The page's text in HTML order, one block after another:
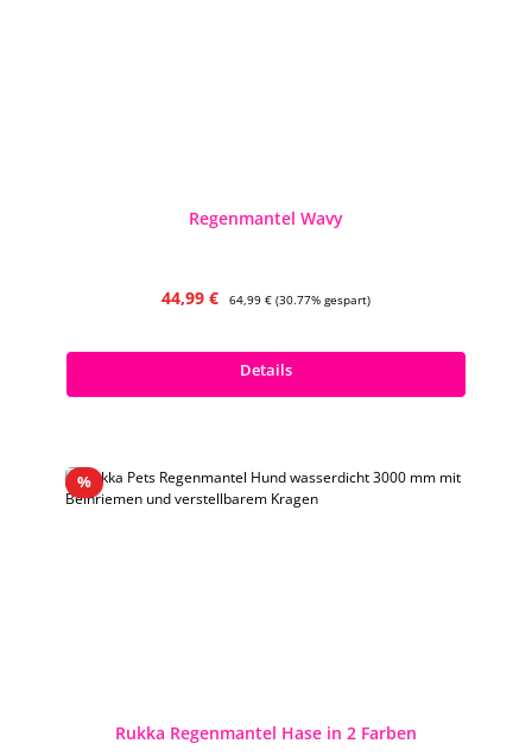
Regenmantel Wavy
Verkaufspreis:
44,99 € Regulärer Preis:
64,99 € (30.77% gespart)
Details
%Rabatt
Rukka Regenmantel Hase in 2 Farben